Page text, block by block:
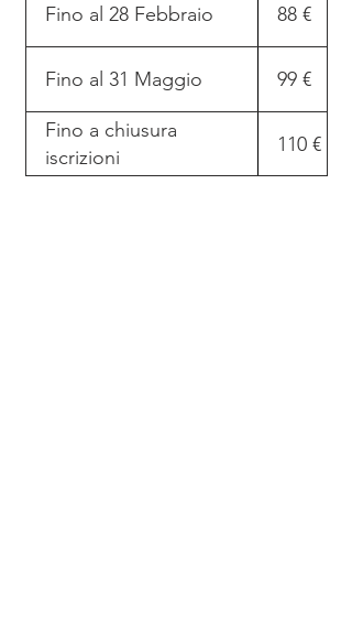
Fino al 28 Febbraio 88 €
Fino al 31 Maggio 99 €
Fino a chiusura
iscrizioni
110 €